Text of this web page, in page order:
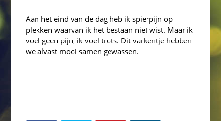
Aan het eind van de dag heb ik spierpijn op
plekken waarvan ik het bestaan niet wist. Maar ik
voel geen pijn, ik voel trots. Dit varkentje hebben
we alvast mooi samen gewassen.